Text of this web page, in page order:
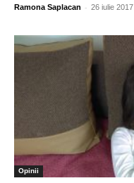
Ramona Saplacan - 26 iulie 2017
Opinii